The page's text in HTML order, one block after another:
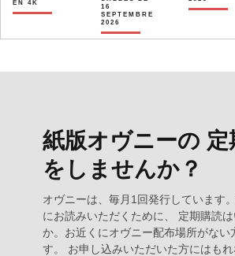
EN 4K
16
SEPTEMBRE
2026
紙版オヴニーの 定
をしませんか？
オヴニーは、毎月1回発行しています
にお読みいただくために、 定期購読
か。お近くにオヴニー配布場所がない
す。 お申し込みいただいた方にはも